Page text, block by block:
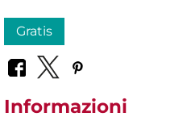
Gratis
Informazioni